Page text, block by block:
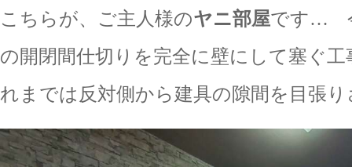
こちらが、ご主人様のヤニ部屋です…
の開閉間仕切りを完全に壁にして塞ぐ
れまでは反対側から建具の隙間を目張